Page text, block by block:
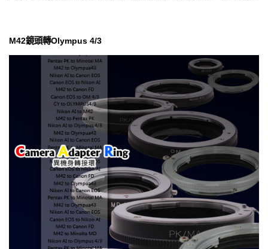
M42鏡頭轉Olympus 4/3